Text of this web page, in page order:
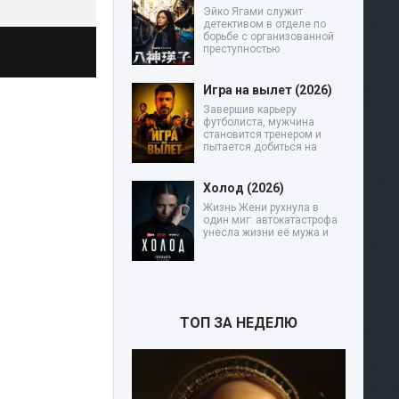
Эйко Ягами служит
детективом в отделе по
борьбе с организованной
преступностью
Игра на вылет (2026)
Завершив карьеру
футболиста, мужчина
становится тренером и
пытается добиться на
Холод (2026)
Жизнь Жени рухнула в
один миг: автокатастрофа
унесла жизни её мужа и
ТОП ЗА НЕДЕЛЮ